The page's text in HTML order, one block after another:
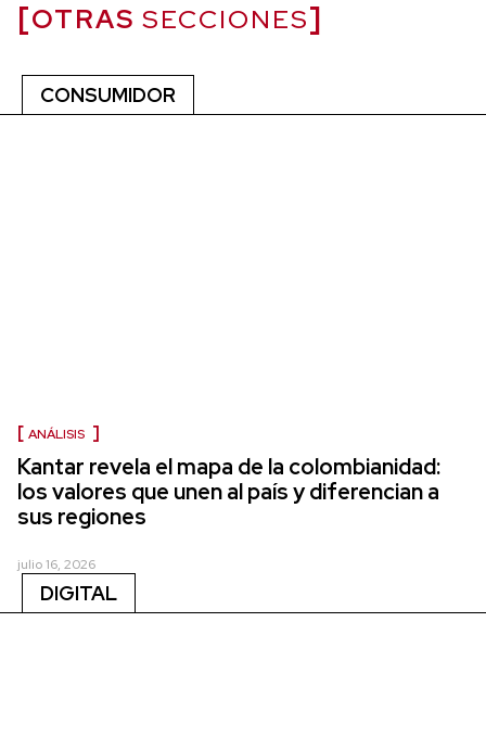
OTRAS SECCIONES
CONSUMIDOR
ANÁLISIS
Kantar revela el mapa de la colombianidad:
los valores que unen al país y diferencian a
sus regiones
julio 16, 2026
DIGITAL